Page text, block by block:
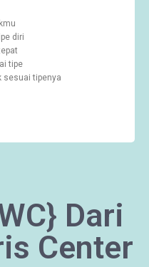
diri
tipe
sesuai tipenya
Dari
Center